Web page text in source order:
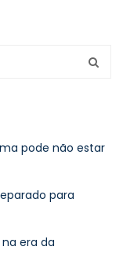
pode não estar
para
era da